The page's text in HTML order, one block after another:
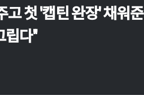
고 첫 '캡틴 완장' 채워준
립다"